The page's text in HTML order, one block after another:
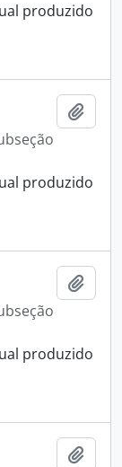
produzido
produzido
produzido